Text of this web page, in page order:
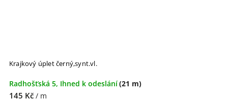
Krajkový úplet černý,synt.vl.
Radhošťská 5, Ihned k odeslání(21 m)
145 Kč / m